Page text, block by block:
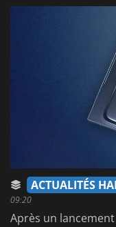
SE CONNECTER OU
ACTUALITÉS
09:20
Après un